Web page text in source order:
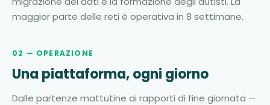
maggior parte delle reti è operativa in 8 settimane.
02 — OPERAZIONE
Una piattaforma, ogni giorno
Dalle partenze mattutine ai rapporti di fine giornata —